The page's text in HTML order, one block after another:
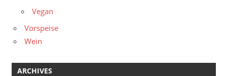
Vegan
Vorspeise
Wein
ARCHIVES